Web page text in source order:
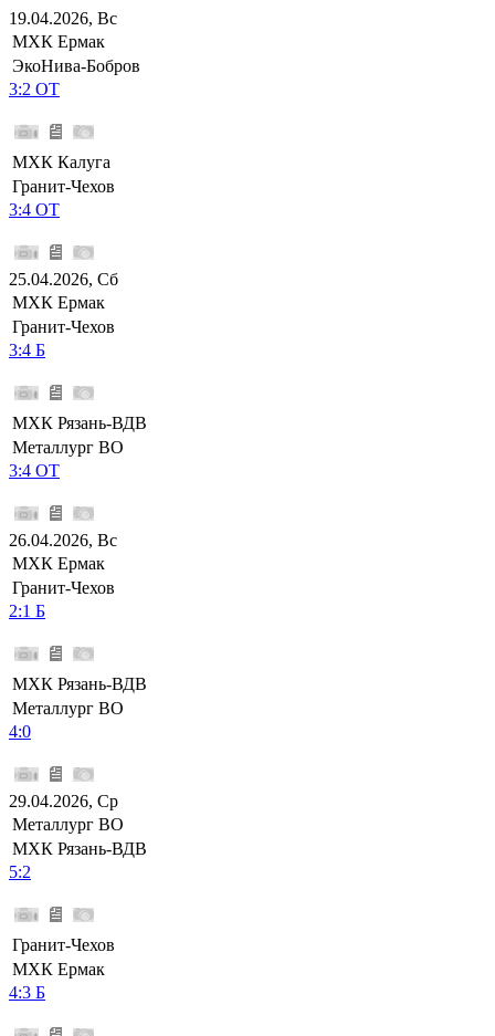
19.04.2026, Вс
МХК Ермак
ЭкоНива-Бобров
3:2 ОТ
МХК Калуга
Гранит-Чехов
3:4 ОТ
25.04.2026, Сб
МХК Ермак
Гранит-Чехов
3:4 Б
МХК Рязань-ВДВ
Металлург ВО
3:4 ОТ
26.04.2026, Вс
МХК Ермак
Гранит-Чехов
2:1 Б
МХК Рязань-ВДВ
Металлург ВО
4:0
29.04.2026, Ср
Металлург ВО
МХК Рязань-ВДВ
5:2
Гранит-Чехов
МХК Ермак
4:3 Б